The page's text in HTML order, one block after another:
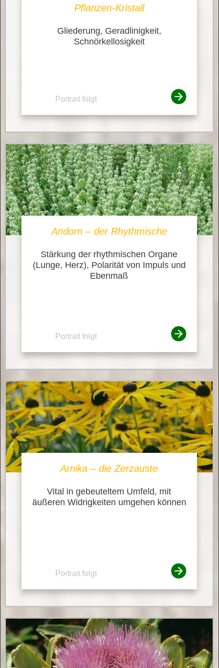
Pflanzen-Kristall
Gliederung, Geradlinigkeit,
Schnörkellosigkeit
Portrait folgt
Andorn – der Rhythmische
Stärkung der rhythmischen Organe
(Lunge, Herz), Polarität von Impuls und
Ebenmaß
Portrait folgt
Arnika – die Zerzauste
Vital in gebeuteltem Umfeld, mit
äußeren Widrigkeiten umgehen können
Portrait folgt